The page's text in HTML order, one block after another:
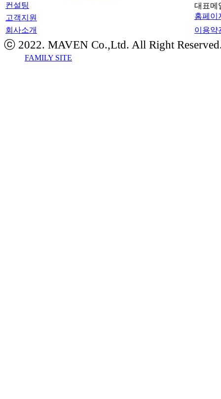
대표메
홈페이
컨설팅
고객지원
회사소개
이용약
ⓒ 2022. MAVEN Co.,Ltd. All Right
FAMILY SITE